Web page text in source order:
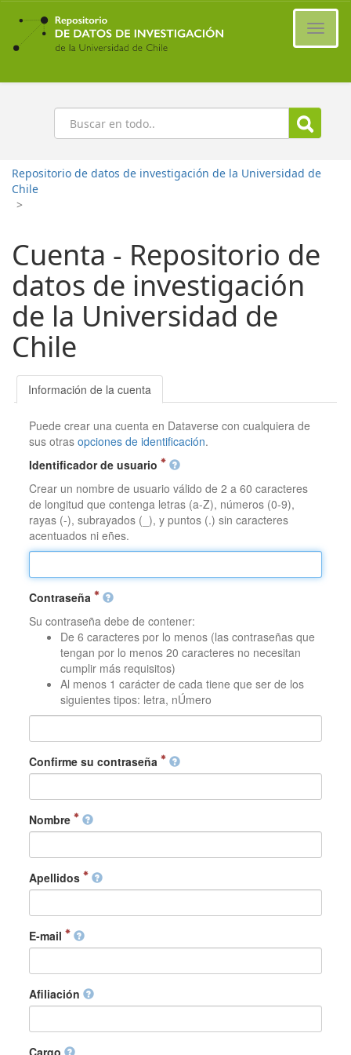
Ir
contenido
principal
Buscar
Repositorio de datos de investigación de la Universidad de
Chile
>
Cuenta - Repositorio de
datos de investigación
de la Universidad de
Chile
Información de la cuenta
Puede crear una cuenta en Dataverse con cualquiera de
sus otrasopciones de identificación.
Identificador de usuario
Crear un nombre de usuario válido de 2 a 60 caracteres
de longitud que contenga letras (a-Z), números (0-9),
rayas (-), subrayados (_), y puntos (.) sin caracteres
acentuados ni eñes.
Contraseña
Su contraseña debe de contener:
De 6 caracteres por lo menos (las contraseñas que
tengan por lo menos 20 caracteres no necesitan
cumplir más requisitos)
Al menos 1 carácter de cada tiene que ser de los
siguientes tipos: letra, nÚmero
Confirme su contraseña
Nombre
Apellidos
E-mail
Afiliación
Cargo